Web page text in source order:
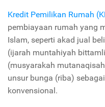
Kredit Pemilikan Rumah
pembiayaan rumah yang
Islam, seperti akad jual
(ijarah muntahiyah
(musyarakah
unsur bunga (riba)
konvensional.